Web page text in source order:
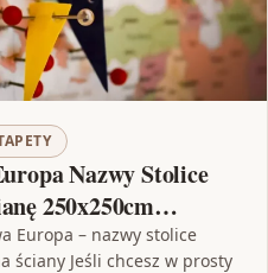
Nazwy Stolice
250x250cm
Europa – nazwy stolice
ściany Jeśli chcesz w prosty